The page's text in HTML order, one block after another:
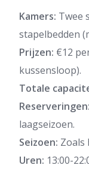
Kamers: Twee
stapelbedden
Prijzen: €12
kussensloop).
Totale
Reserveringen:
laagseizoen.
Seizoen: Zoals
Uren: 13:00-